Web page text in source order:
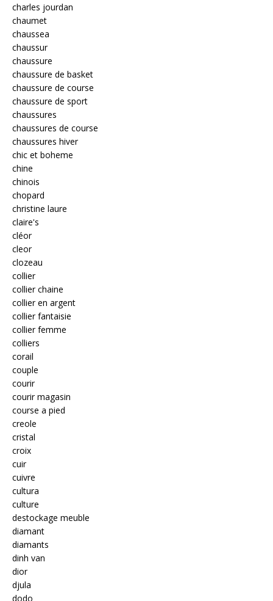
charles jourdan
chaumet
chaussea
chaussur
chaussure
chaussure de basket
chaussure de course
chaussure de sport
chaussures
chaussures de course
chaussures hiver
chic et boheme
chine
chinois
chopard
christine laure
claire's
cléor
cleor
clozeau
collier
collier chaine
collier en argent
collier fantaisie
collier femme
colliers
corail
couple
courir
courir magasin
course a pied
creole
cristal
croix
cuir
cuivre
cultura
culture
destockage meuble
diamant
diamants
dinh van
dior
djula
dodo